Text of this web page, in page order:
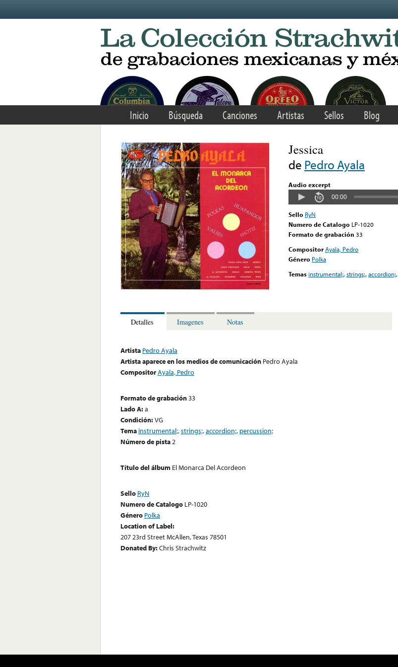
Inicio Búsqueda Canciones Artistas Sellos Blog
Jessica
de Pedro Ayala
Audio excerpt
00:00
Sello RyN
Numero de Catalogo LP-1020
Formato de grabación 33
CompositorAyala, Pedro
Género Polka
Temas instrumental;,strings;,accordion;,
Detalles Imagenes Notas
Artista Pedro Ayala
Artista aparece en los medios de comunicación Pedro Ayala
CompositorAyala, Pedro
Formato de grabación33
Lado A:a
Condición:VG
Tema instrumental;,strings;,accordion;, percussion;
Número de pista2
Título del álbum El Monarca Del Acordeon
Sello RyN
Numero de Catalogo LP-1020
Género Polka
Location of Label:
207 23rd Street McAllen, Texas 78501
Donated By:Chris Strachwitz